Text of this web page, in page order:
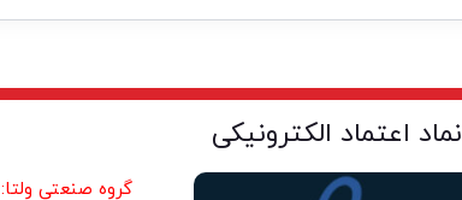
نماد اعتماد الکترونیکی
گروه صنعتی ولتا: